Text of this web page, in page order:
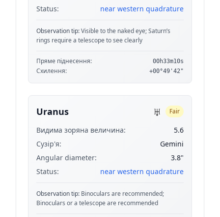
Status:
near western quadrature
Observation tip:Visible to the naked eye; Saturn’s
rings require a telescope to see clearly
Пряме піднесення: 00h33m10s
Схилення: +00°49'42"
Uranus ♅ Fair
Видима зоряна величина:
5.6
Сузір'я:
Gemini
Angular diameter:
3.8"
Status:
near western quadrature
Observation tip: Binoculars are recommended;
Binoculars or a telescope are recommended